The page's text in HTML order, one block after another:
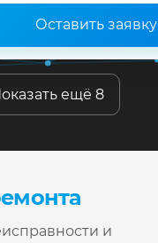
Оставить заявку
ещё 8
и